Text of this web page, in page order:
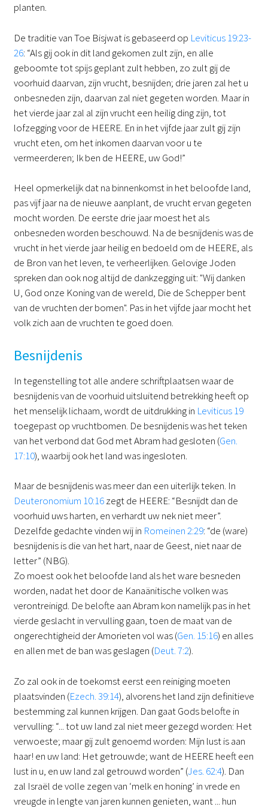
planten.
De traditie van Toe Bisjwat is gebaseerd op Leviticus 19:23-
26: “Als gij ook in dit land gekomen zult zijn, en alle
geboomte tot spijs geplant zult hebben, zo zult gij de
voorhuid daarvan, zijn vrucht, besnijden; drie jaren zal het u
onbesneden zijn, daarvan zal niet gegeten worden. Maar in
het vierde jaar zal al zijn vrucht een heilig ding zijn, tot
lofzegging voor de HEERE. En in het vijfde jaar zult gij zijn
vrucht eten, om het inkomen daarvan voor u te
vermeerderen; Ik ben de HEERE, uw God!”
Heel opmerkelijk dat na binnenkomst in het beloofde land,
pas vijf jaar na de nieuwe aanplant, de vrucht ervan gegeten
mocht worden. De eerste drie jaar moest het als
onbesneden worden beschouwd. Na de besnijdenis was de
vrucht in het vierde jaar heilig en bedoeld om de HEERE, als
de Bron van het leven, te verheerlijken. Gelovige Joden
spreken dan ook nog altijd de dankzegging uit: "Wij danken
U, God onze Koning van de wereld, Die de Schepper bent
van de vruchten der bomen". Pas in het vijfde jaar mocht het
volk zich aan de vruchten te goed doen.
Besnijdenis
In tegenstelling tot alle andere schriftplaatsen waar de
besnijdenis van de voorhuid uitsluitend betrekking heeft op
het menselijk lichaam, wordt de uitdrukking in Leviticus 19
toegepast op vruchtbomen. De besnijdenis was het teken
van het verbond dat God met Abram had gesloten (Gen.
17:10), waarbij ook het land was ingesloten.
Maar de besnijdenis was meer dan een uiterlijk teken. In
Deuteronomium 10:16zegt de HEERE: “Besnijdt dan de
voorhuid uws harten, en verhardt uw nek niet meer”.
Dezelfde gedachte vinden wij in Romeinen 2:29: “de (ware)
besnijdenis is die van het hart, naar de Geest, niet naar de
letter” (NBG).
Zo moest ook het beloofde land als het ware besneden
worden, nadat het door de Kanaänitische volken was
verontreinigd. De belofte aan Abram kon namelijk pas in het
vierde geslacht in vervulling gaan, toen de maat van de
ongerechtigheid der Amorieten vol was (Gen. 15:16) en alles
en allen met de ban was geslagen (Deut. 7:2).
Zo zal ook in de toekomst eerst een reiniging moeten
plaatsvinden (Ezech. 39:14), alvorens het land zijn definitieve
bestemming zal kunnen krijgen. Dan gaat Gods belofte in
vervulling: “... tot uw land zal niet meer gezegd worden: Het
verwoeste; maar gij zult genoemd worden: Mijn lust is aan
haar! en uw land: Het getrouwde; want de HEERE heeft een
lust in u, en uw land zal getrouwd worden” (Jes. 62:4). Dan
zal Israël de volle zegen van ‘melk en honing’ in vrede en
vreugde in lengte van jaren kunnen genieten, want ... hun